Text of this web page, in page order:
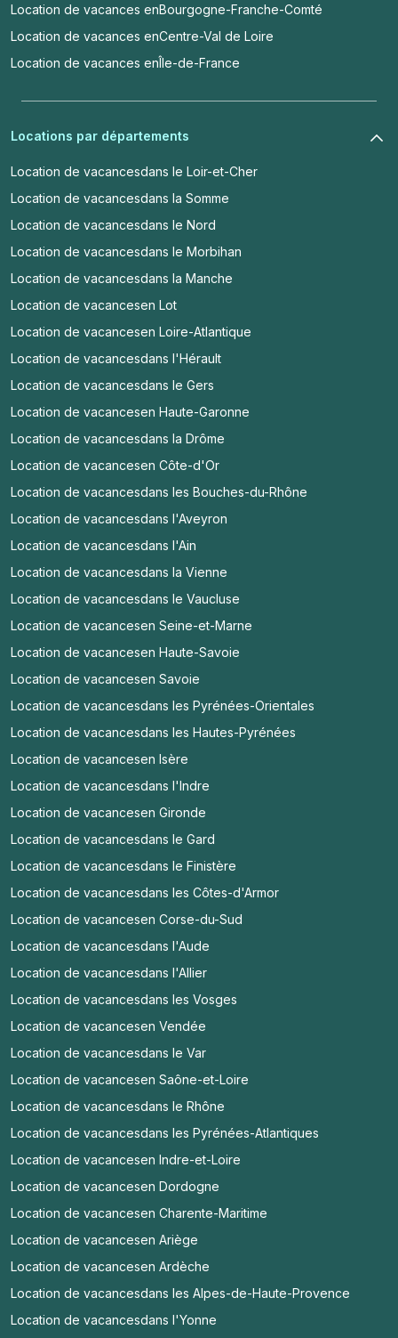
Location de vacances enBourgogne-Franche-Comté
Location de vacances enCentre-Val de Loire
Location de vacances enÎle-de-France
Locations par départements
Location de vacancesdans le Loir-et-Cher
Location de vacancesdans la Somme
Location de vacancesdans le Nord
Location de vacancesdans le Morbihan
Location de vacancesdans la Manche
Location de vacancesen Lot
Location de vacancesen Loire-Atlantique
Location de vacancesdans l'Hérault
Location de vacancesdans le Gers
Location de vacancesen Haute-Garonne
Location de vacancesdans la Drôme
Location de vacancesen Côte-d'Or
Location de vacancesdans les Bouches-du-Rhône
Location de vacancesdans l'Aveyron
Location de vacancesdans l'Ain
Location de vacancesdans la Vienne
Location de vacancesdans le Vaucluse
Location de vacancesen Seine-et-Marne
Location de vacancesen Haute-Savoie
Location de vacancesen Savoie
Location de vacancesdans les Pyrénées-Orientales
Location de vacancesdans les Hautes-Pyrénées
Location de vacancesen Isère
Location de vacancesdans l'Indre
Location de vacancesen Gironde
Location de vacancesdans le Gard
Location de vacancesdans le Finistère
Location de vacancesdans les Côtes-d'Armor
Location de vacancesen Corse-du-Sud
Location de vacancesdans l'Aude
Location de vacancesdans l'Allier
Location de vacancesdans les Vosges
Location de vacancesen Vendée
Location de vacancesdans le Var
Location de vacancesen Saône-et-Loire
Location de vacancesdans le Rhône
Location de vacancesdans les Pyrénées-Atlantiques
Location de vacancesen Indre-et-Loire
Location de vacancesen Dordogne
Location de vacancesen Charente-Maritime
Location de vacancesen Ariège
Location de vacancesen Ardèche
Location de vacancesdans les Alpes-de-Haute-Provence
Location de vacancesdans l'Yonne